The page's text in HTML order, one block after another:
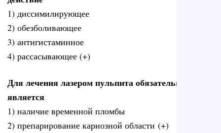
1) диссимилирующее
2) обезболивающее
3) антигистаминное
4) рассасывающее (+)
Для лечения лазером пульпита обязательным
является
1) наличие временной пломбы
2) препарирование кариозной области (+)